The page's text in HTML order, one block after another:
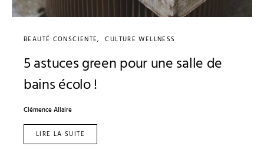
BEAUTÉ CONSCIENTE CULTURE WELLNESS
5 astuces green pour une salle de
bains écolo !
Clémence Allaire
LIRE LA SUITE